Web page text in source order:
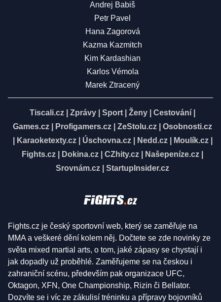
Andrej Babiš
Petr Pavel
Hana Zagorová
Kazma Kazmitch
Kim Kardashian
Karlos Vémola
Marek Ztracený
Tiscali.cz Zprávy Sport Ženy Cestování
Games.cz
Profigamers.cz ZeStolu.cz
Osobnosti.cz
Karaoketexty.cz| Úschovna.cz| Nedd.cz| Moulík.cz|
Fights.cz
Dokina.cz CZhity.cz Našepeníze.cz
Srovnám.cz
StartupInsider.cz
Fights.cz je český sportovní web, který se zaměřuje na
MMA a veškeré dění kolem něj. Dočtete se zde novinky ze
světa mixed martial arts, o tom, jaké zápasy se chystají i
jak dopadly už proběhlé. Zaměřujeme se na českou i
zahraniční scénu, především pak organizace UFC,
Oktagon, XFN, One Championship, Rizin či Bellator.
Dozvíte se i víc ze zákulisí tréninku a přípravy bojovníků